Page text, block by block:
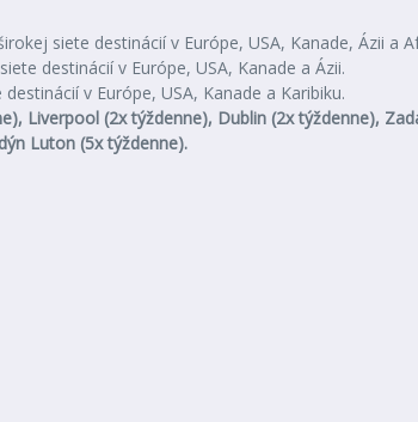
siete destinácií v Európe, USA, Kanade, Ázii a
destinácií v Európe, USA, Kanade a Ázii.
v Európe, USA, Kanade a Karibiku.
Liverpool (2x týždenne), Dublin (2x týždenne),
Luton (5x týždenne).